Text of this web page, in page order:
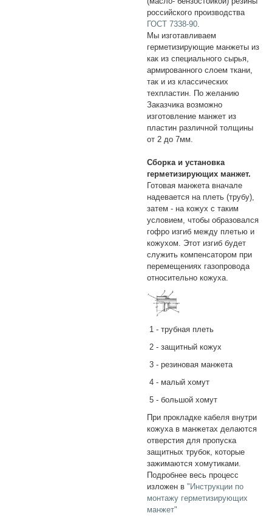
российского производства
ГОСТ 7338-90.
Мы изготавливаем
герметизирующие манжеты из
как из специального сырья,
армированного слоем ткани,
так и из классических
техпластин. По желанию
Заказчика возможно
изготовление манжет из
пластин различной толщины
от 2 до 7мм.
Сборка и установка
герметизирующих манжет.
Готовая манжета вначале
надевается на плеть (трубу),
затем - на кожух с таким
условием, чтобы образовался
гофро изгиб между плетью и
кожухом. Этот изгиб будет
служить компенсатором при
перемещениях газопровода
относительно кожуха.
1 - трубная плеть
2 - защитный кожух
3 - резиновая манжета
4 - малый хомут
5 - большой хомут
При прокладке кабеля внутри
кожуха в манжетах делаются
отверстия для пропуска
защитных трубок, которые
зажимаются хомутиками.
Подробнее весь процесс
изложен в"Инструкции по
монтажу герметизирующих
манжет"